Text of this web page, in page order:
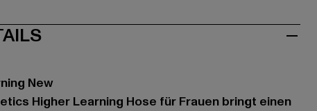
New
Higher Learning Hose für Frauen bringt einen